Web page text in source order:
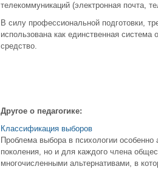
телекоммуникаций (электронная почта,
В силу профессиональной подготовки,
использована как единственная
средство.
Другое о педагогике:
Классификация выборов
Проблема выбора в психологии
поколения, но и для каждого члена
многочисленными альтернативами, в